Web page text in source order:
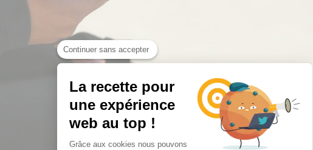
Continuer sans accepter
La recette pour
une expérience
web au top !
Grâce aux cookies nous pouvons